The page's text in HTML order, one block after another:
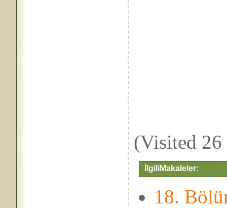
(Visited
İlgiliMakaleler:
18.